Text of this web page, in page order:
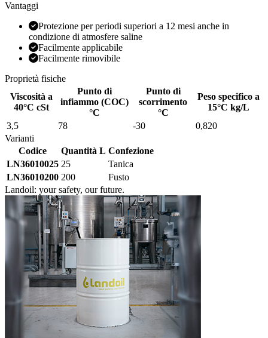
Vantaggi
Protezione per periodi superiori a 12 mesi anche in
condizione di atmosfere saline
Facilmente applicabile
Facilmente rimovibile
Proprietà fisiche
Viscosità a
40°C cSt
Punto di
infiammo (COC)
°C
Punto di
scorrimento
°C
Peso specifico a
15°C kg/L
3,5
78 -30
0,820
Varianti
Codice
Quantità L Confezione
LN36010025 25
Tanica
LN36010200 200
Fusto
Landoil: your safety, our future.